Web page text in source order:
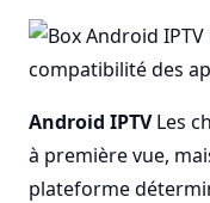
Android IPTVLes
à première vue,
plateforme